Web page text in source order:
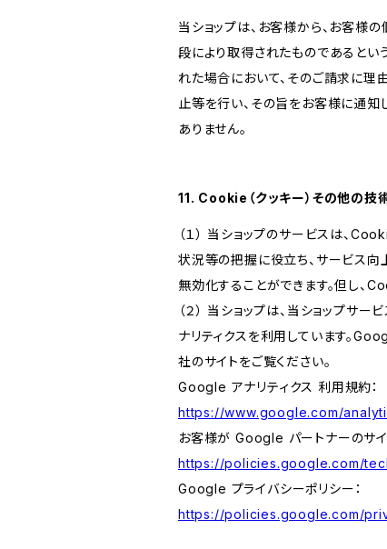
当ショップは、お客様から、お客
段により取得されたものであるとい
れた場合において、そのご請求に
止等を行い、その旨をお客様に通知
ありません。
11. Cookie（クッキー）その他の技
（１） 当ショップのサービスは、
状況等の把握に役立ち、サービス
無効化することができます。但し、
（２） 当ショップは、当ショップ
ナリティクスを利用しています。
社のサイトをご覧ください。
Google アナリティクス 利用規約：
https://www.google.com/
お客様が Google パートナーのサ
https://policies.google.com/
Google プライバシーポリシー：
https://policies.google.com/